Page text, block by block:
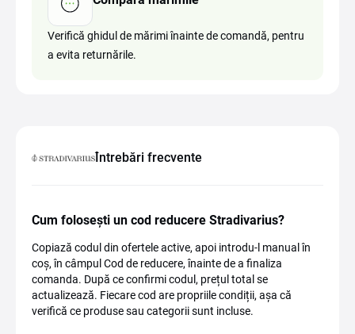
Verifică ghidul de mărimi înainte de comandă, pentru
a evita returnările.
Întrebări frecvente
Cum folosești un cod reducere Stradivarius?
Copiază codul din ofertele active, apoi introdu-l manual în
coș, în câmpul Cod de reducere, înainte de a finaliza
comanda. După ce confirmi codul, prețul total se
actualizează. Fiecare cod are propriile condiții, așa că
verifică ce produse sau categorii sunt incluse.